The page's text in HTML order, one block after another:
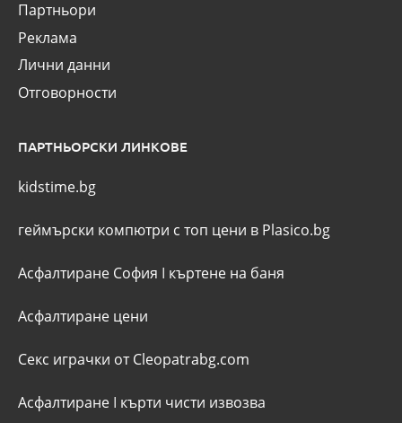
Партньори
Реклама
Лични данни
Отговорности
ПАРТНЬОРСКИ ЛИНКОВЕ
kidstime.bg
геймърски компютри с топ цени в Plasico.bg
Асфалтиране София I къртене на баня
Асфалтиране цени
Секс играчки от Cleopatrabg.com
Асфалтиране I кърти чисти извозва